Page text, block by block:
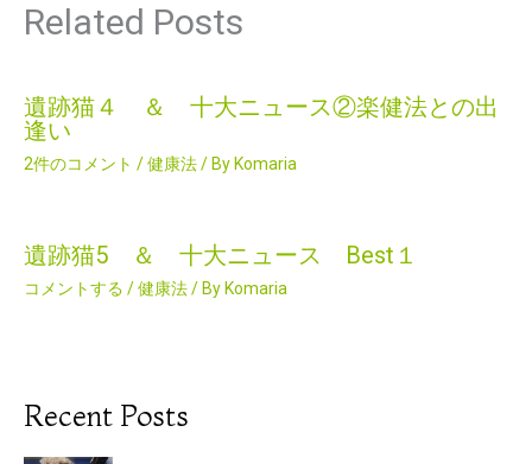
Related Posts
遺跡猫４ ＆ 十大ニュース②楽健法との出
逢い
2件のコメント /健康法/ By Komaria
遺跡猫5 ＆ 十大ニュース Best１
コメントする /健康法/ By Komaria
Recent Posts